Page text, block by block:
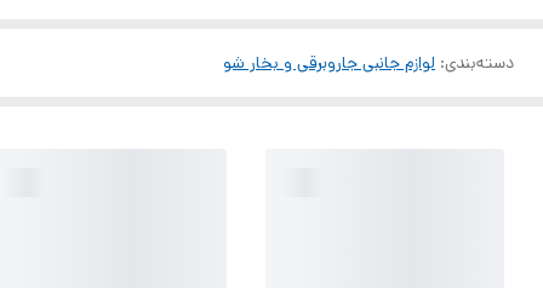
دسته‌بندی: لوازم جانبی جاروبرقی و بخار شو